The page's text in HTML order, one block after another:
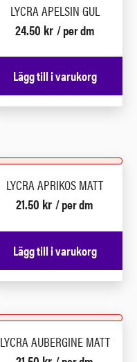
LYCRA APELSIN GUL
24.50 kr / per dm
Lägg till i varukorg
LYCRA APRIKOS MATT
21.50 kr / per dm
Lägg till i varukorg
LYCRA AUBERGINE MATT